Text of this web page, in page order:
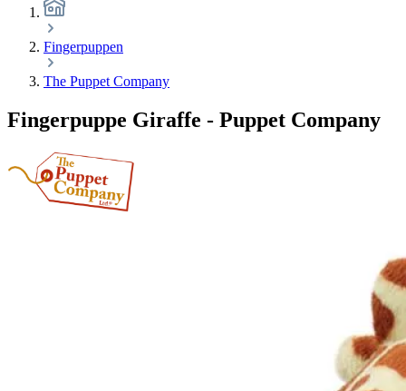
Fingerpuppen
The Puppet Company
Fingerpuppe Giraffe - Puppet Company